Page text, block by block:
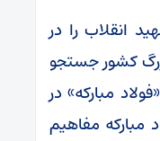
انقلاب را در
کشور جستجو
مبارکه» در
مبارکه مفاهیم